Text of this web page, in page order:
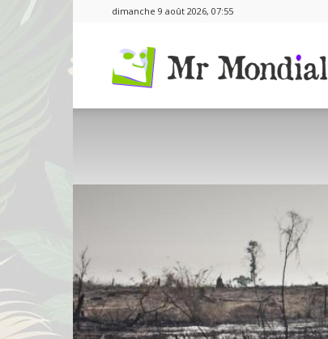
dimanche 9 août 2026, 07:55